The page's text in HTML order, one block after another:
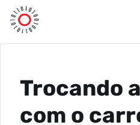
Trocando
com o